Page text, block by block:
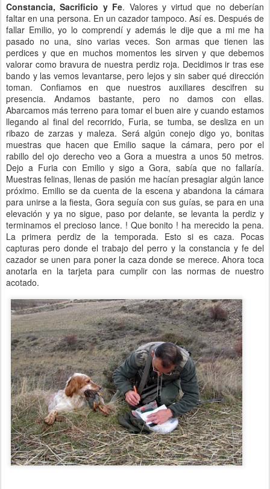
Constancia, Sacrificio y Fe. Valores y virtud que no deberían
faltar en una persona. En un cazador tampoco. Así es. Después de
fallar Emilio, yo lo comprendí y además le dije que a mi me ha
pasado no una, sino varias veces. Son armas que tienen las
perdices y que en muchos momentos les sirven y que debemos
valorar como bravura de nuestra perdiz roja. Decidimos ir tras ese
bando y las vemos levantarse, pero lejos y sin saber qué dirección
toman. Confiamos en que nuestros auxiliares descifren su
presencia. Andamos bastante, pero no damos con ellas.
Abarcamos más terreno para tomar el buen aire y cuando estamos
llegando al final del recorrido, Furia, se tumba, se desliza en un
ribazo de zarzas y maleza. Será algún conejo digo yo, bonitas
muestras que hacen que Emilio saque la cámara, pero por el
rabillo del ojo derecho veo a Gora a muestra a unos 50 metros.
Dejo a Furia con Emilio y sigo a Gora, sabía que no fallaría.
Muestras felinas, llenas de pasión me hacían presagiar algún lance
próximo. Emilio se da cuenta de la escena y abandona la cámara
para unirse a la fiesta, Gora seguía con sus guías, se para en una
elevación y ya no sigue, paso por delante, se levanta la perdiz y
terminamos el precioso lance. ! Que bonito ! ha merecido la pena.
La primera perdiz de la temporada. Esto si es caza. Pocas
capturas pero donde el trabajo del perro y la constancia y fe del
cazador se unen para poner la caza donde se merece. Ahora toca
anotarla en la tarjeta para cumplir con las normas de nuestro
acotado.